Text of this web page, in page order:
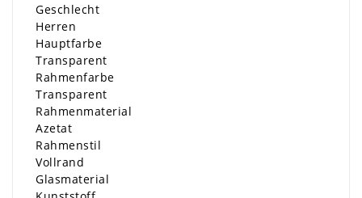
Geschlecht
Herren
Hauptfarbe
Transparent
Rahmenfarbe
Transparent
Rahmenmaterial
Azetat
Rahmenstil
Vollrand
Glasmaterial